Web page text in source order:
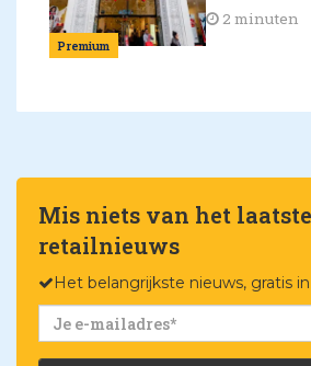
Premium
2 minuten
Mis niets van het laatste
retailnieuws
Het belangrijkste nieuws, gratis